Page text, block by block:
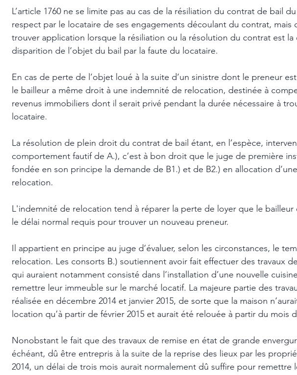
L’article 1760 ne se limite pas au cas de la résiliation du contrat de bail
respect par le locataire de ses engagements découlant du contrat, mais
trouver application lorsque la résiliation ou la résolution du contrat est la
disparition de l’objet du bail par la faute du locataire.
En cas de perte de l’objet loué à la suite d’un sinistre dont le preneur
le bailleur a même droit à une indemnité de relocation, destinée à
revenus immobiliers dont il serait privé pendant la durée nécessaire à
locataire.
La résolution de plein droit du contrat de bail étant, en l’espèce,
comportement fautif de A.), c’est à bon droit que le juge de première
fondée en son principe la demande de B1.) et de B2.) en allocation
relocation.
L'indemnité de relocation tend à réparer la perte de loyer que le
le délai normal requis pour trouver un nouveau preneur.
Il appartient en principe au juge d’évaluer, selon les circonstances, le
relocation. Les consorts B.) soutiennent avoir fait effectuer des travaux
qui auraient notamment consisté dans l’installation d’une nouvelle
remettre leur immeuble sur le marché locatif. La majeure partie des
réalisée en décembre 2014 et janvier 2015, de sorte que la maison
location qu’à partir de février 2015 et aurait été relouée à partir du mois
Nonobstant le fait que des travaux de remise en état de grande
échéant, dû être entrepris à la suite de la reprise des lieux par les
2014, un délai de trois mois aurait normalement dû suffire pour remettre